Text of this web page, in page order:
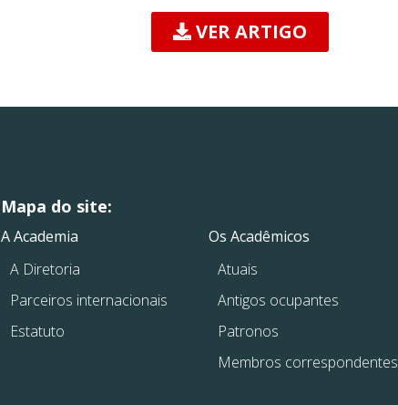
VER ARTIGO
Mapa do site:
A Academia
A Diretoria
Parceiros internacionais
Estatuto
Os Acadêmicos
Atuais
Antigos ocupantes
Patronos
Membros correspondentes